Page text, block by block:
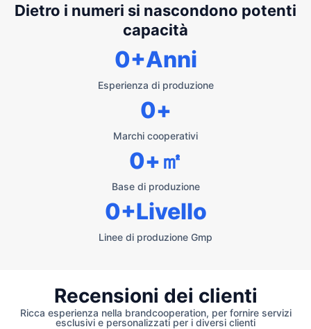
Dietro i numeri si nascondono potenti
capacità
Esperienza di produzione
0+Anni
Marchi cooperativi
0+
Base di produzione
0+㎡
Linee di produzione Gmp
0+Livello
Recensioni dei clienti
Ricca esperienza nella brandcooperation, per fornire servizi
esclusivi e personalizzati per i diversi clienti